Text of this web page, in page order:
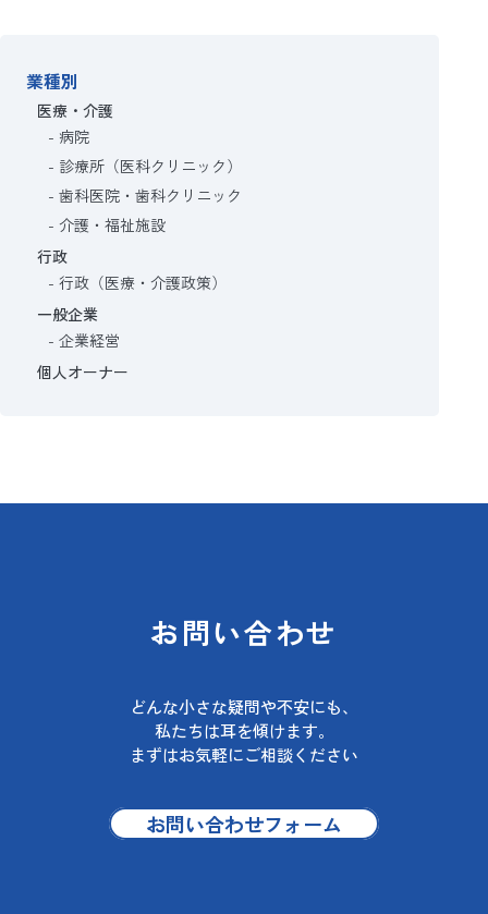
業種別
医療・介護
病院
診療所（医科クリニック）
歯科医院・歯科クリニック
介護・福祉施設
行政
行政（医療・介護政策）
一般企業
企業経営
個人オーナー
お問い合わせ
どんな小さな疑問や不安にも、
私たちは耳を傾けます。
まずはお気軽にご相談ください
お問い合わせフォーム